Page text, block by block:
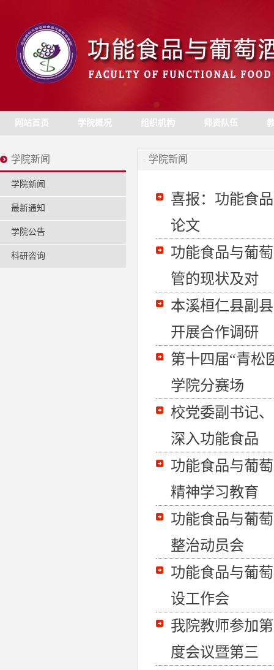
网站首页 学院概况 组织机构 师资队伍
学院新闻
学院新闻
最新通知
学院公告
科研咨询
学院新闻
喜报：功能食
论文
功能食品与葡
管的现状及对
本溪桓仁县副
开展合作调研
第十四届“青松
学院分赛场
校党委副书记
深入功能食品
功能食品与葡
精神学习教育
功能食品与葡
整治动员会
功能食品与葡
设工作会
我院教师参加
度会议暨第三